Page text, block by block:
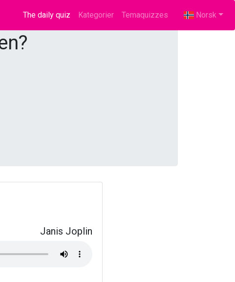
The daily quiz (current)
Kategorier Temaquizzes Norsk
Janis Joplin